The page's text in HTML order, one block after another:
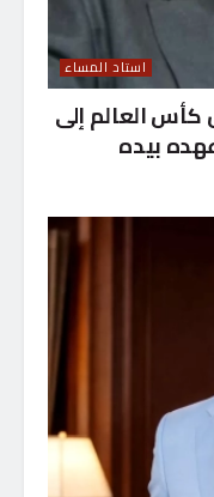
استاد المساء
كأس العالم إلى
بيده